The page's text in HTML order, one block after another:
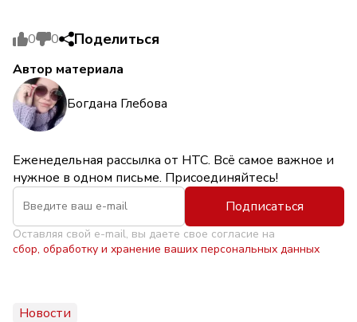
0 0 Поделиться
Автор материала
Богдана Глебова
Еженедельная рассылка от НТС. Всё самое важное и
нужное в одном письме. Присоединяйтесь!
Подписаться
Оставляя свой e-mail, вы даете свое согласие на
сбор, обработку и хранение ваших персональных данных
Новости